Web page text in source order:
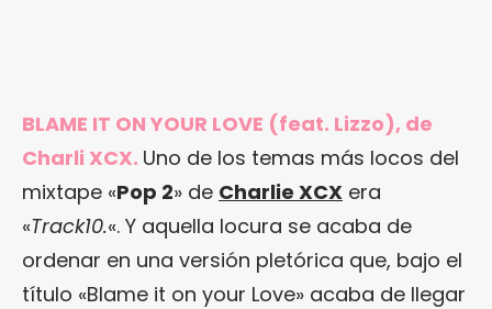
BLAME IT ON YOUR LOVE (feat. Lizzo), de
Charli XCX. Uno de los temas más locos del
mixtape «Pop 2» de Charlie XCX era
«Track10.«. Y aquella locura se acaba de
ordenar en una versión pletórica que, bajo el
título «Blame it on your Love» acaba de llegar